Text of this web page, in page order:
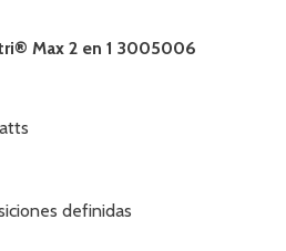
Max 2 en 1 3005006
definidas